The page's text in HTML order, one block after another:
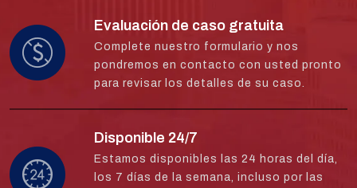
Evaluación de caso gratuita
Complete nuestro formulario y nos
pondremos en contacto con usted pronto
para revisar los detalles de su caso.
Disponible 24/7
Estamos disponibles las 24 horas del día,
los 7 días de la semana, incluso por las